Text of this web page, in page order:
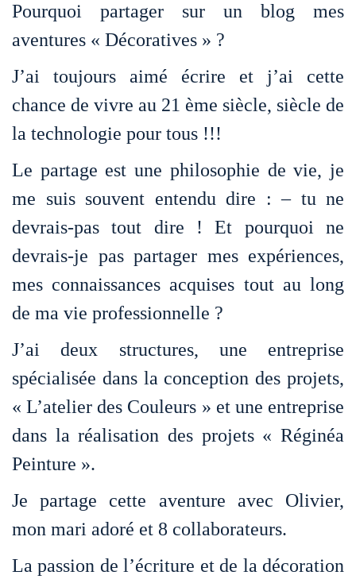
Pourquoi partager sur un blog mes
aventures « Décoratives » ?
J’ai toujours aimé écrire et j’ai cette
chance de vivre au 21 ème siècle, siècle de
la technologie pour tous !!!
Le partage est une philosophie de vie, je
me suis souvent entendu dire : – tu ne
devrais-pas tout dire ! Et pourquoi ne
devrais-je pas partager mes expériences,
mes connaissances acquises tout au long
de ma vie professionnelle ?
J’ai deux structures, une entreprise
spécialisée dans la conception des projets,
« L’atelier des Couleurs » et une entreprise
dans la réalisation des projets « Réginéa
Peinture ».
Je partage cette aventure avec Olivier,
mon mari adoré et 8 collaborateurs.
La passion de l’écriture et de la décoration